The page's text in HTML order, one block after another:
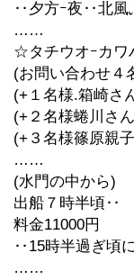
‥夕方ｰ夜‥北風
……
☆タチウオｰカ
(お問い合わせ４
(+１名様.箱崎さ
(+２名様蜷川さ
(+３名様篠原親
……
(水門の中から)
出船７時半頃‥
料金11000円
‥15時半過ぎ頃
……